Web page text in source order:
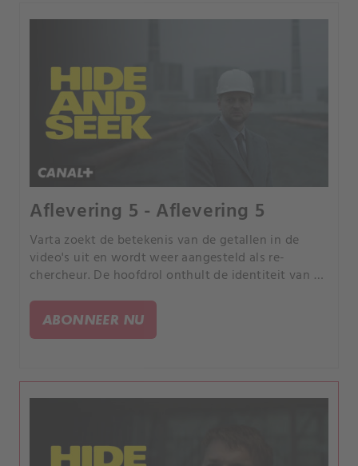
Aflevering 5 - Aflevering 5
Varta zoekt de betekenis van de getallen in de
video's uit en wordt weer aangesteld als re-
chercheur. De hoofdrol onthult de identiteit van de
ABONNEER NU